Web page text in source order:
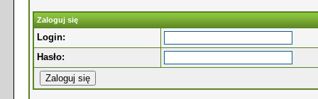
Zaloguj się
Login:
Hasło: